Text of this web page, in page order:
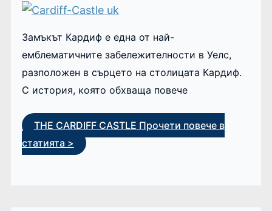
Замъкът Кардиф е една от най-
емблематичните забележителности в Уелс,
разположен в сърцето на столицата Кардиф.
С история, която обхваща повече
THE CARDIFF CASTLE Прочети повече в
статията >